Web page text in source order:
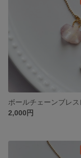
2,000円